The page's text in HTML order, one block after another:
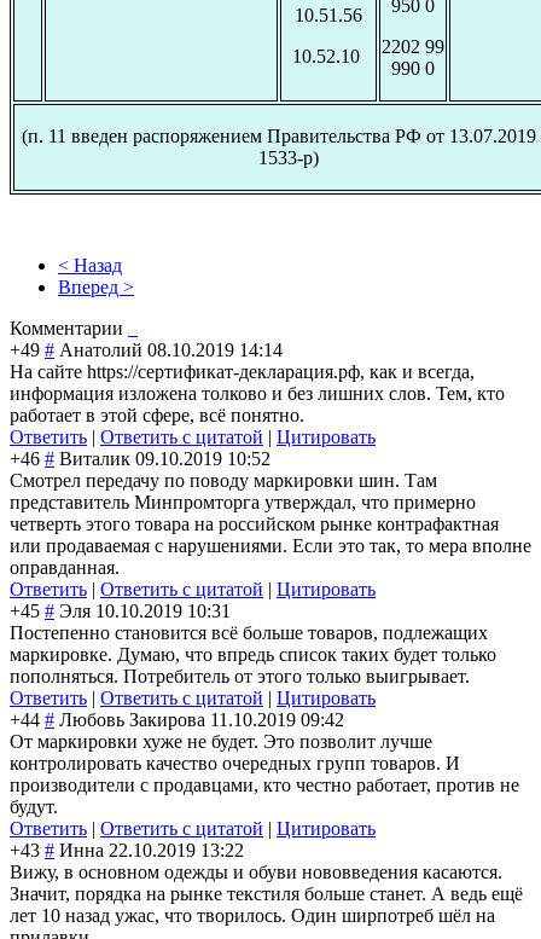
10.51.56
10.52.10
950 0
2202 99
990 0
(п. 11 введен распоряжением Правительства РФ от
1533-р)
< Назад
Вперед >
Комментарии
+49 # Анатолий 08.10.2019 14:14
На сайте https://сертификат-декларация.рф, как и всегда,
информация изложена толково и без лишних слов. Тем, кто
работает в этой сфере, всё понятно.
Ответить | Ответить с цитатой | Цитировать
+46 # Виталик 09.10.2019 10:52
Смотрел передачу по поводу маркировки шин. Там
представитель Минпромторга утверждал, что примерно
четверть этого товара на российском рынке контрафактная
или продаваемая с нарушениями. Если это так, то мера вполне
оправданная.
Ответить | Ответить с цитатой | Цитировать
+45 # Эля 10.10.2019 10:31
Постепенно становится всё больше товаров, подлежащих
маркировке. Думаю, что впредь список таких будет только
пополняться. Потребитель от этого только выигрывает.
Ответить | Ответить с цитатой | Цитировать
+44 # Любовь Закирова 11.10.2019 09:42
От маркировки хуже не будет. Это позволит лучше
контролировать качество очередных групп товаров. И
производители с продавцами, кто честно работает, против не
будут.
Ответить | Ответить с цитатой | Цитировать
+43 # Инна 22.10.2019 13:22
Вижу, в основном одежды и обуви нововведения касаются.
Значит, порядка на рынке текстиля больше станет. А ведь ещё
лет 10 назад ужас, что творилось. Один ширпотреб шёл на